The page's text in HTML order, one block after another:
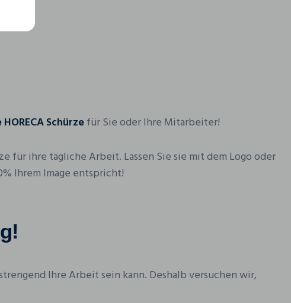
Schürzefür Sie oder Ihre Mitarbeiter!
für ihre tägliche Arbeit. Lassen Sie sie mit dem Logo oder
Ihrem Image entspricht!
!
Ihre Arbeit sein kann. Deshalb versuchen wir,